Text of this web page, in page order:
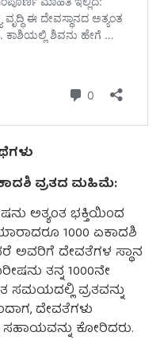
ವ್ರತದ ಮಹಿಮೆ:
ಅತ್ಯಂತ ಭಕ್ತಿಯಿಂದ
1000 ಏಕಾದಶಿ
ಅವರಿಗೆ ದೇವತೆಗಳ ಸ್ಥಾನ
ತನ್ನ 1000ನೇ
ಸಮಯದಲ್ಲಿ ವ್ರತವನ್ನು
ದೇವತೆಗಳು
ಕೋರಿದರು.